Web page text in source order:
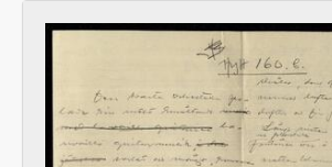
29 - Kanalerna
30 - Karin Thomanders båt
31 - Kastvindar
32 - Kejsarmors arv
33 - Kerstins trallresa
34 - Kniven